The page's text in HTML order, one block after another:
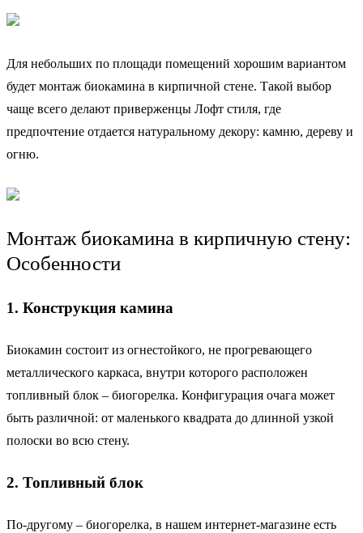
Для небольших по площади помещений хорошим вариантом
будет монтаж биокамина в кирпичной стене. Такой выбор
чаще всего делают приверженцы Лофт стиля, где
предпочтение отдается натуральному декору: камню, дереву и
огню.
Монтаж биокамина в кирпичную стену:
Особенности
1. Конструкция камина
Биокамин состоит из огнестойкого, не прогревающего
металлического каркаса, внутри которого расположен
топливный блок – биогорелка. Конфигурация очага может
быть различной: от маленького квадрата до длинной узкой
полоски во всю стену.
2. Топливный блок
По-другому – биогорелка, в нашем интернет-магазине есть